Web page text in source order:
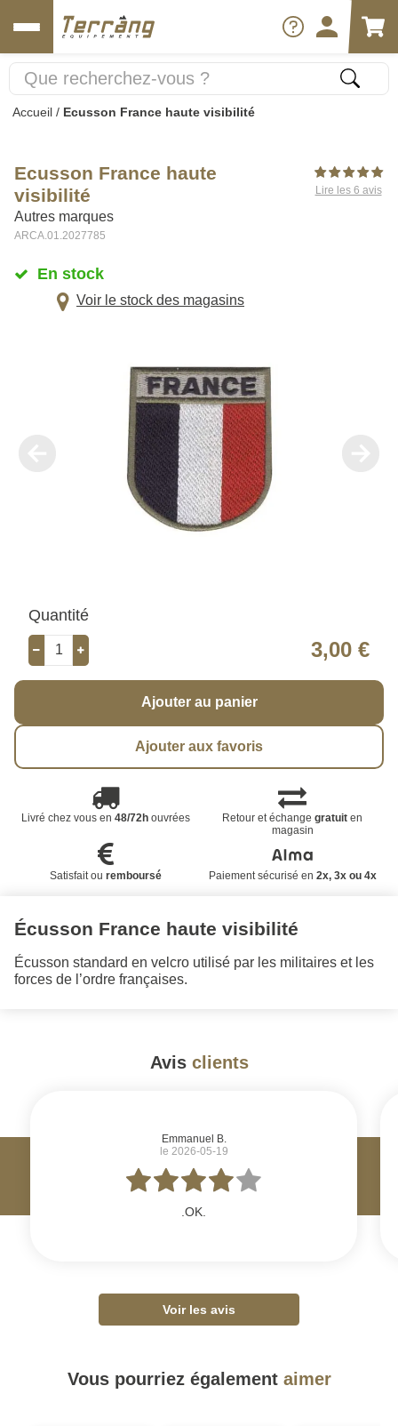
Accueil / Ecusson France haute visibilité
Ecusson France haute
visibilité
Autres marques
ARCA.01.2027785
Lire les 6 avis
En stock
Voir le stock des magasins
Quantité
3,00 €
Ajouter au panier
Ajouter aux favoris
Livré chez vous en 48/72houvrées Retour et échangegratuit en
magasin
Satisfait ou remboursé Paiement sécurisé en 2x, 3x ou 4x
Écusson France haute visibilité
Écusson standard en velcro utilisé par les militaires et les
forces de l’ordre françaises.
Avis clients
Emmanuel B.
le 2026-05-19
.OK.
Voir les avis
Vous pourriez également aimer